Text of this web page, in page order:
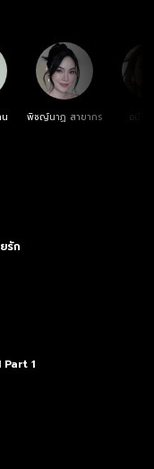
พิชญ์นาฏ สาขากร อมีน
รัก
Part 1